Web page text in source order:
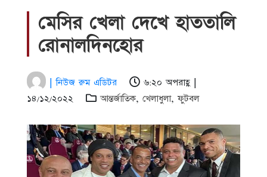
মেসির খেলা দেখে হাততালি
রোনালদিনহোর
| নিউজ রুম এডিটর
৬:২০ অপরাহ্ণ |
১৪/১২/২০২২
আন্তর্জাতিক, খেলাধুলা,ফুটবল